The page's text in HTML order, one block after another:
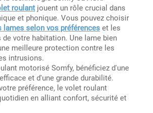
roulant jouent un rôle crucial dans
et phonique. Vous pouvez choisir
lames selon vos préférences et les
votre habitation. Une lame bien
meilleure protection contre les
intrusions.
motorisé Somfy, bénéficiez d'une
et d'une grande durabilité.
préférence, le volet roulant
en alliant confort, sécurité et